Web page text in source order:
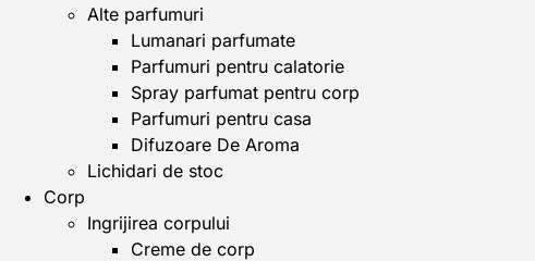
Alte parfumuri
Lumanari parfumate
Parfumuri pentru calatorie
Spray parfumat pentru corp
Parfumuri pentru casa
Difuzoare De Aroma
Lichidari de stoc
Corp
Ingrijirea corpului
Creme de corp